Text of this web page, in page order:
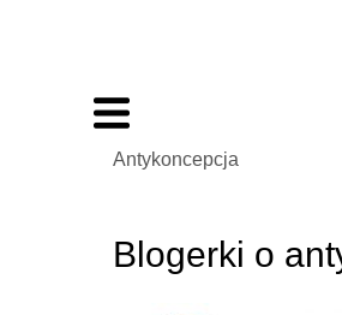
Antykoncepcja
Blogerki o